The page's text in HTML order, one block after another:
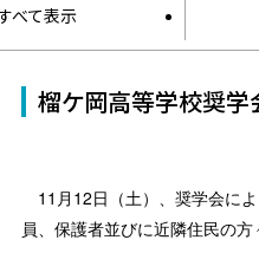
べて表示
榴ケ岡高等学校奨学
11月12日（土）、奨学会に
員、保護者並びに近隣住民の